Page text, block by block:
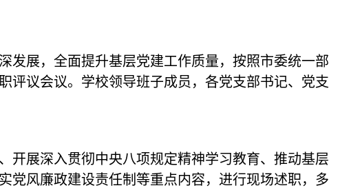
发展，全面提升基层党建工作质量，按照市委统一部
评议会议。学校领导班子成员，各党支部书记、党支
开展深入贯彻中央八项规定精神学习教育、推动基层
党风廉政建设责任制等重点内容，进行现场述职，多